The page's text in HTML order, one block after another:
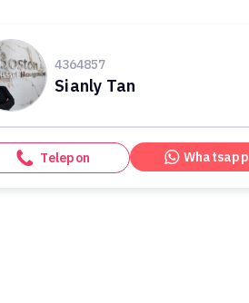
4364857
Sianly Tan
Telepon Whatsapp